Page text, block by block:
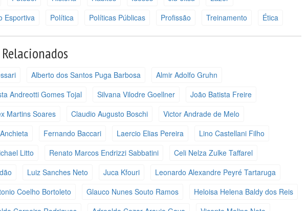
Esportiva
Política Políticas Públicas Profissão Treinamento Ética
Alberto dos Santos Puga Barbosa
Almir Adolfo Gruhn
Andreotti Gomes Tojal
Silvana Vilodre Goellner
João Batista Freire
Martins Soares
Claudio Augusto Boschi
Victor Andrade de Melo
Fernando Baccari Laercio Elias Pereira
Lino Castellani Filho
Litto
Renato Marcos Endrizzi Sabbatini
Celi Nelza Zulke Taffarel
Luiz Sanches Neto Juca Kfouri
Leonardo Alexandre Peyré Tartaruga
Coelho Bortoleto
Glauco Nunes Souto Ramos
Heloisa Helena Baldy dos Reis